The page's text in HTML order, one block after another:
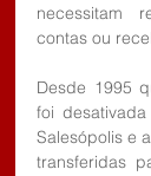
necessitam
contas ou
Desde 1995
foi
Salesópolis e
transferidas